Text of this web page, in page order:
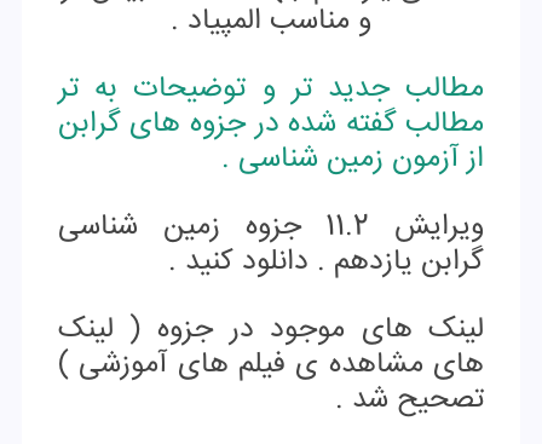
مطالب جدید تر و توضیحات به تر
مطالب گفته شده در جزوه های گرابن
از آزمون زمین شناسی .
ویرایش 11.2 جزوه زمین شناسی
گرابن یازدهم . دانلود کنید .
لینک های موجود در جزوه ( لینک
های مشاهده ی فیلم های آموزشی )
تصحیح شد .